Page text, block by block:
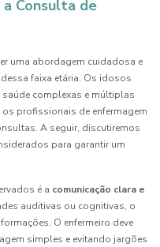
a Consulta de
uma abordagem cuidadosa e
faixa etária. Os idosos
saúde complexas e múltiplas
profissionais de enfermagem
A seguir, discutiremos
para garantir um
é a comunicação clara e
auditivas ou cognitivas, o
O enfermeiro deve
simples e evitando jargões